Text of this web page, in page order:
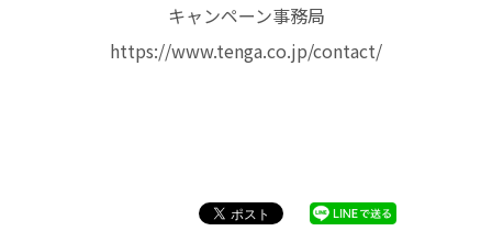
キャンペーン事務局
https://www.tenga.co.jp/contact/